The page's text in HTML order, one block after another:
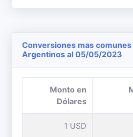
Conversiones mas comunes
Argentinos al 05/05/2023
Monto en
Dólares
1 USD